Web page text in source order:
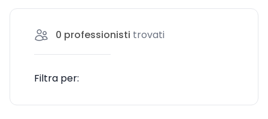
0 professionisti trovati
Filtra per: